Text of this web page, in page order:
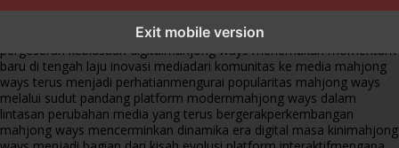
Exit mobile version
fenomena mahjong ways muncul bersama
pergeseran kebiasaan digitalmahjong ways menemukan momentum
baru di tengah laju inovasi mediadari komunitas ke media mahjong
ways terus menjadi perhatianmengurai popularitas mahjong ways
melalui sudut pandang platform modernmahjong ways dalam
lintasan perubahan media yang terus bergerakperkembangan
mahjong ways mencerminkan dinamika era digital masa kinimahjong